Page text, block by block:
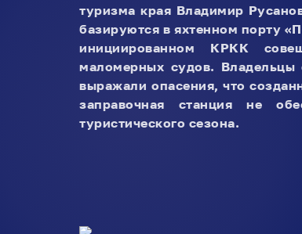
туризма края Владимир
базируются в яхтенном порту
инициированном КРКК
маломерных судов. Владельцы
выражали опасения, что
заправочная станция не
туристического сезона.